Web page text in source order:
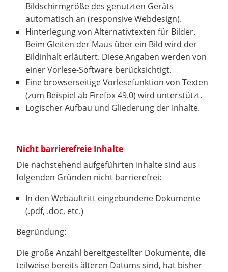
Bildschirmgröße des genutzten Geräts
automatisch an (responsive Webdesign).
Hinterlegung von Alternativtexten für Bilder.
Beim Gleiten der Maus über ein Bild wird der
Bildinhalt erläutert. Diese Angaben werden von
einer Vorlese-Software berücksichtigt.
Eine browserseitige Vorlesefunktion von Texten
(zum Beispiel ab Firefox 49.0) wird unterstützt.
Logischer Aufbau und Gliederung der Inhalte.
Nicht barrierefreie Inhalte
Die nachstehend aufgeführten Inhalte sind aus
folgenden Gründen nicht barrierefrei:
In den Webauftritt eingebundene Dokumente
(.pdf, .doc, etc.)
Begründung:
Die große Anzahl bereitgestellter Dokumente, die
teilweise bereits älteren Datums sind, hat bisher